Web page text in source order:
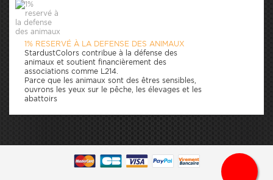
1% RESERVÉ À LA DEFENSE DES ANIMAUX
StardustColors contribue à la défense des
animaux et soutient financièrement des
associations comme L214.
Parce que les animaux sont des êtres sensibles,
ouvrons les yeux sur le pêche, les élevages et les
abattoirs